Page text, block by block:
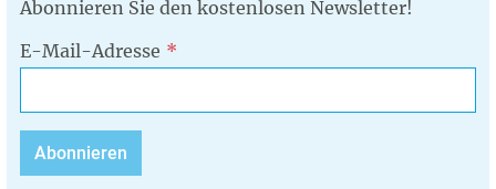
Abonnieren Sie den kostenlosen Newsletter!
E-Mail-Adresse